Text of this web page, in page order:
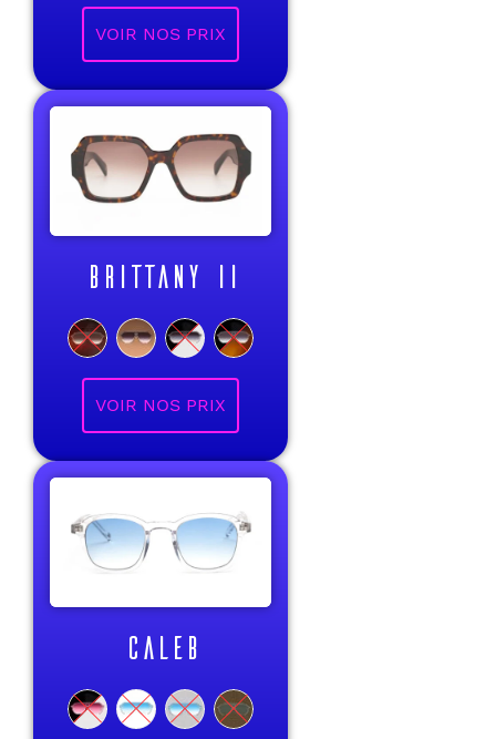
VOIR NOS PRIX
BRITTANY II
VOIR NOS PRIX
CALEB